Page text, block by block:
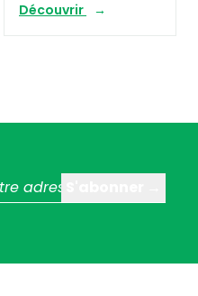
Découvrir